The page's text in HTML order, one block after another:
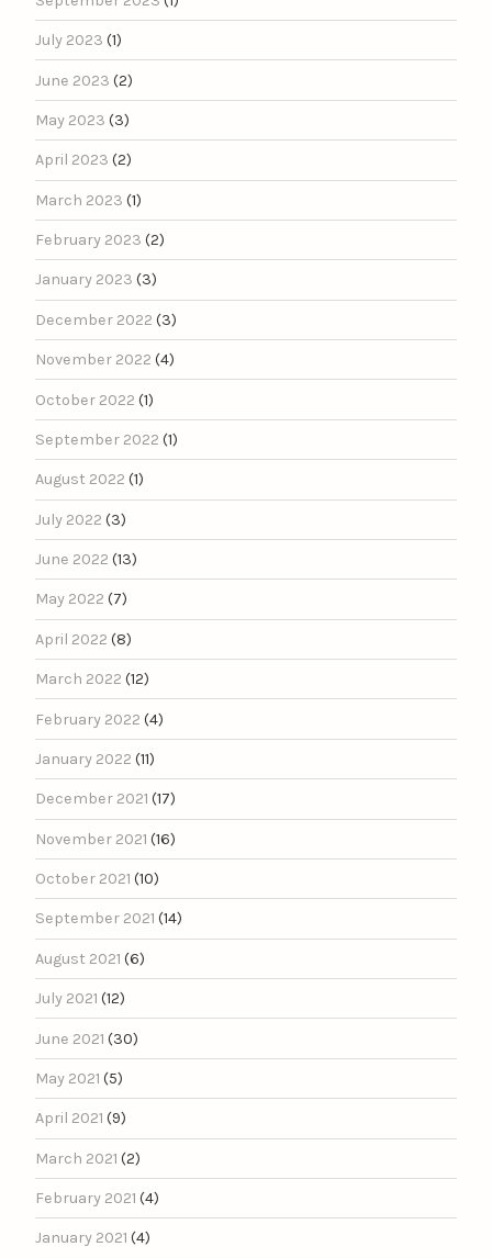
July 2023 (1)
June 2023 (2)
May 2023 (3)
April 2023 (2)
March 2023 (1)
February 2023 (2)
January 2023 (3)
December 2022 (3)
November 2022 (4)
October 2022 (1)
September 2022 (1)
August 2022 (1)
July 2022 (3)
June 2022 (13)
May 2022 (7)
April 2022 (8)
March 2022 (12)
February 2022 (4)
January 2022 (11)
December 2021 (17)
November 2021 (16)
October 2021 (10)
September 2021 (14)
August 2021 (6)
July 2021 (12)
June 2021 (30)
May 2021 (5)
April 2021 (9)
March 2021 (2)
February 2021 (4)
January 2021 (4)